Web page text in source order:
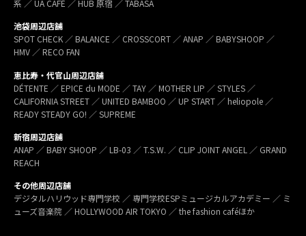
系 ／ UA CAFÉ ／ HUB 原宿 ／ TABASA
池袋周辺店舗
SPOT CHECK ／ BALANCE ／ CROSSCORT ／ ANAP ／ BABYSHOOP ／
HMV ／ RECO FAN
恵比寿・代官山周辺店舗
DÉTENTE ／ EPICE du MODE ／ TAY ／ MOTHER LIP ／ STYLES ／
CALIFORNIA STREET ／ UNITED BAMBOO ／ UP START ／ heliopole ／
READY STEADY GO! ／ SUPREME
新宿周辺店舗
ANAP ／ BABY SHOOP ／ LB-03 ／ T.S.W. ／ CLIP JOINT ANGEL ／ GRAND
REACH
その他周辺店舗
デジタルハリウッド専門学校 ／ 専門学校ESPミュージカルアカデミー ／ ミ
ューズ音楽院 ／ HOLLYWOOD AIR TOKYO ／ the fashion caféほか